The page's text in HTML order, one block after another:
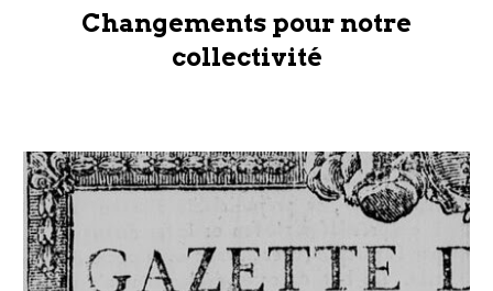
Changements pour notre
collectivité